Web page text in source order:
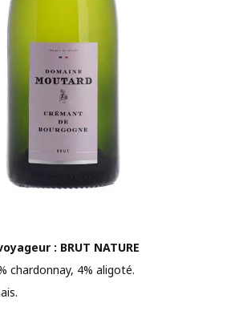
: BRUT NATURE
chardonnay, 4% aligoté.